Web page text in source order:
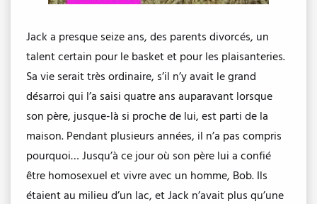
Jack a presque seize ans, des parents divorcés, un
talent certain pour le basket et pour les plaisanteries.
Sa vie serait très ordinaire, s’il n’y avait le grand
désarroi qui l’a saisi quatre ans auparavant lorsque
son père, jusque-là si proche de lui, est parti de la
maison. Pendant plusieurs années, il n’a pas compris
pourquoi… Jusqu’à ce jour où son père lui a confié
être homosexuel et vivre avec un homme, Bob. Ils
étaient au milieu d’un lac, et Jack n’avait plus qu’une